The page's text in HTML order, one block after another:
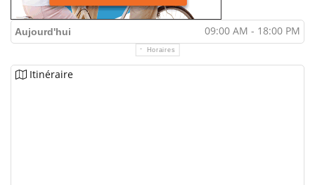
Aujourd'hui 09:00 AM - 18:00 PM
Horaires
Itinéraire